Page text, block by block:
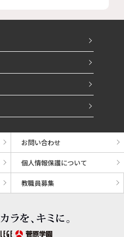
お問い合わせ
個人情報保護について
教職員募集